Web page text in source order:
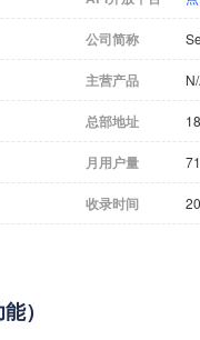
公司简称
主营产品
总部地址
月用户量
收录时间
）